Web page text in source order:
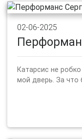
02-06-2025
Катарсис не
мой дверь. За что